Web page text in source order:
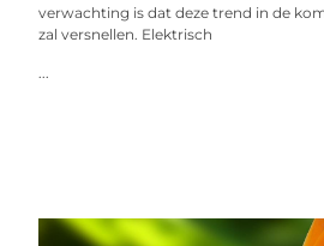
verwachting is dat deze trend in de
zal versnellen. Elektrisch
...